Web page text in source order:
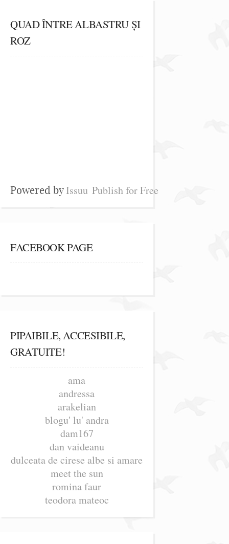
QUAD ÎNTRE ALBASTRU ȘI
ROZ
Powered byIssuu Publish for Free
FACEBOOK PAGE
PIPAIBILE, ACCESIBILE,
GRATUITE!
ama
andressa
arakelian
blogu' lu' andra
dam167
dan vaideanu
dulceata de cirese albe si amare
meet the sun
romina faur
teodora mateoc